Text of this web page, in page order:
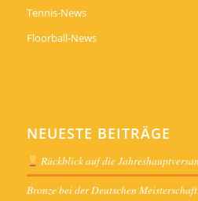
Tennis-News
Floorball-News
NEUESTE BEITRÄGE
Rückblick auf die
Bronze bei der Deutschen